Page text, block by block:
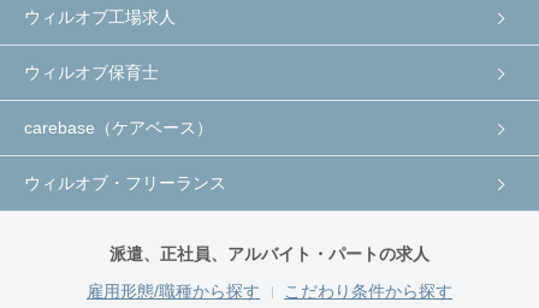
ウィルオブ工場求人
ウィルオブ保育士
carebase（ケアベース）
ウィルオブ・フリーランス
派遣、正社員、アルバイト・パートの求人
雇用形態/職種から探す
こだわり条件から探す